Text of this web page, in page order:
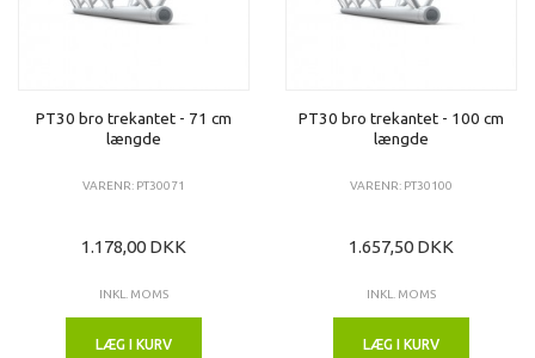
PT30 bro trekantet - 71 cm
længde
VARENR: PT30071
1.178,00 DKK
INKL. MOMS
LÆG I KURV
PT30 bro trekantet - 100 cm
længde
VARENR: PT30100
1.657,50 DKK
INKL. MOMS
LÆG I KURV